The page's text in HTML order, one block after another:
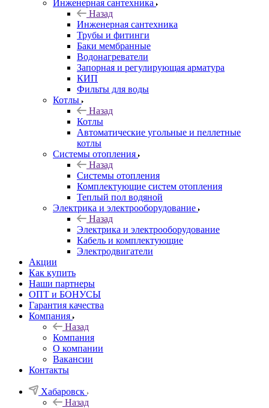
Инженерная сантехника
Назад
Инженерная сантехника
Трубы и фитинги
Баки мембранные
Водонагреватели
Запорная и регулирующая арматура
КИП
Фильты для воды
Котлы
Назад
Котлы
Автоматические угольные и пеллетные
котлы
Системы отопления
Назад
Системы отопления
Комплектующие систем отопления
Теплый пол водяной
Электрика и электрооборудование
Назад
Электрика и электрооборудование
Кабель и комплектующие
Электродвигатели
Акции
Как купить
Наши партнеры
ОПТ и БОНУСЫ
Гарантия качества
Компания
Назад
Компания
О компании
Вакансии
Контакты
Хабаровск
Назад